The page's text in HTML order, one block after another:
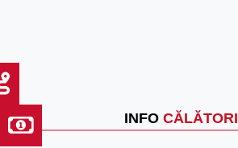
INFO CĂLĂTORI